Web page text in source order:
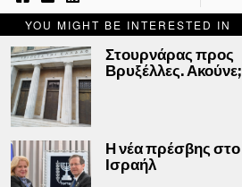
YOU MIGHT BE INTERESTED IN
Στουρνάρας προς
Βρυξέλλες. Ακούνε;
Η νέα πρέσβης στο
Ισραήλ
ΕΝΗΜΕΡΩΤΙΚΟ ΔΕΛΤΙΟ
Email